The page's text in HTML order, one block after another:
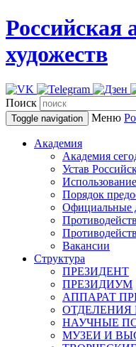
Российская
художеств
Поиск
Toggle navigation Меню
Академия
Академия
Устав
Порядок
Официальные
Вакансии
Структура
ПРЕЗИДЕНТ
ПРЕЗИДИУМ
АППАРАТ
ОТДЕЛЕНИЯ
НАУЧНЫЕ
МУЗЕИ И